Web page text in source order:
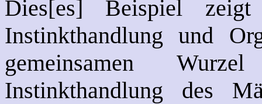
Dies[es] Beispiel
Instinkthandlung und
gemeinsamen
Instinkthandlung des